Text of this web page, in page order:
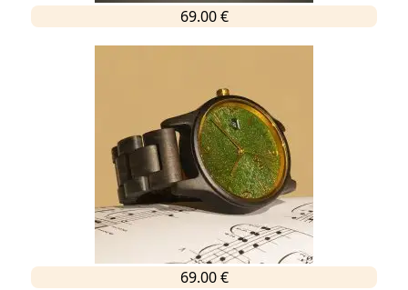
69.00 €
69.00 €